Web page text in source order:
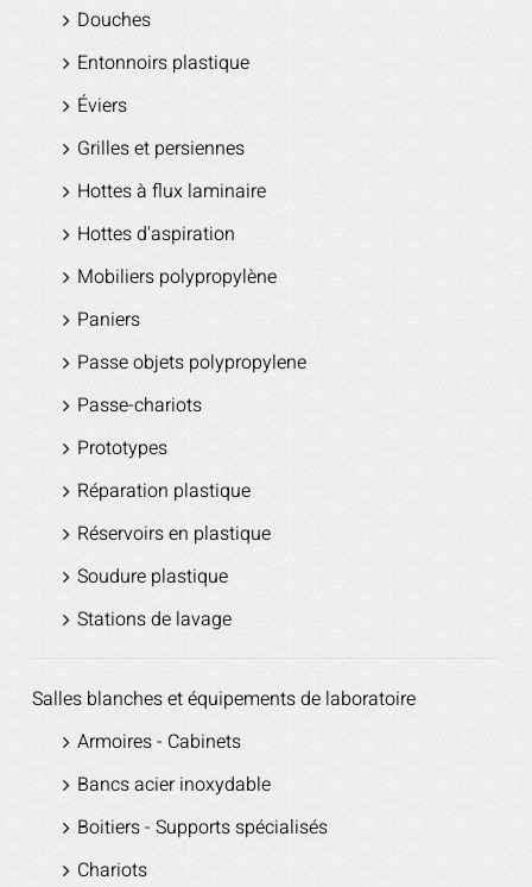
Douches
Entonnoirs plastique
Éviers
Grilles et persiennes
Hottes à flux laminaire
Hottes d'aspiration
Mobiliers polypropylène
Paniers
Passe objets polypropylene
Passe-chariots
Prototypes
Réparation plastique
Réservoirs en plastique
Soudure plastique
Stations de lavage
Salles blanches et équipements de laboratoire
Armoires - Cabinets
Bancs acier inoxydable
Boitiers - Supports spécialisés
Chariots